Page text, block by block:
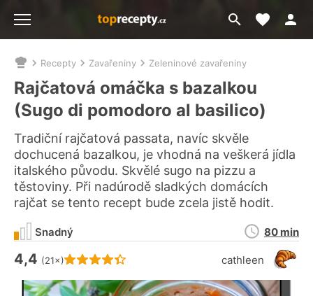
Přejít
na
Moje
Nacházíte
se
zde:
Recepty Zavařeniny Zeleninové zavařeniny
Rajčatová omáčka s bazalkou
(Sugo di pomodoro al basilico)
Tradiční rajčatová passata, navíc skvěle
dochucená bazalkou, je vhodná na veškerá jídla
italského původu. Skvělé sugo na pizzu a
těstoviny. Při nadúrodě sladkých domácích
rajčat se tento recept bude zcela jistě hodit.
Hodnocení receptu je
4,4 (21×) cathleen
Snadný
Doba
80 min